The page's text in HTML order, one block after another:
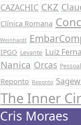
CAZACHIC CKZ
Clínica Romana
Weinhardt
IPGO Levante Luiz
Nanica Orcas
Reponto Reponto
The Inner
Cris Moraes